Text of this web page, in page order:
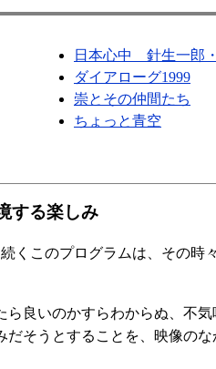
日本心中 針生一郎
ダイアローグ1999
崇とその仲間たち
ちょっと青空
する楽しみ
このプログラムは、その時
良いのかすらわからぬ、不
そうとすることを、映像の